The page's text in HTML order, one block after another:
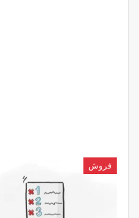
فروش